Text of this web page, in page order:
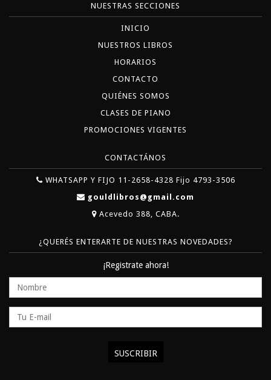
NUESTRAS SECCIONES
INICIO
NUESTROS LIBROS
HORARIOS
CONTACTO
QUIÉNES SOMOS
CLASES DE PIANO
PROMOCIONES VIGENTES
CONTACTÁNOS
WHATSAPP Y FIJO 11-2658-4328 Fijo 4793-3506
gouldlibros@gmail.com
Acevedo 388, CABA.
¿QUERÉS ENTERARTE DE NUESTRAS NOVEDADES?
¡Registrate ahora!